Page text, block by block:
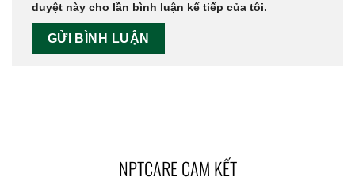
duyệt này cho lần bình luận kế tiếp của tôi.
NPTCARE CAM KẾT